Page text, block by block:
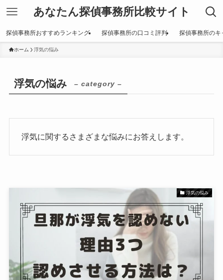
あなたん探偵事務所比較サイト
探偵事務所おすすめランキング 探偵事務所の口コミ評判 探偵事務所のキ
ホーム 浮気の悩み
浮気の悩み – category –
浮気に関するさまざまな悩みにお答えします。
浮気の悩み